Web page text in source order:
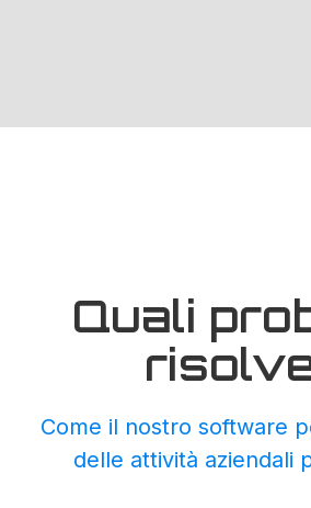
Quali
Come il nostro software
delle attività aziendali